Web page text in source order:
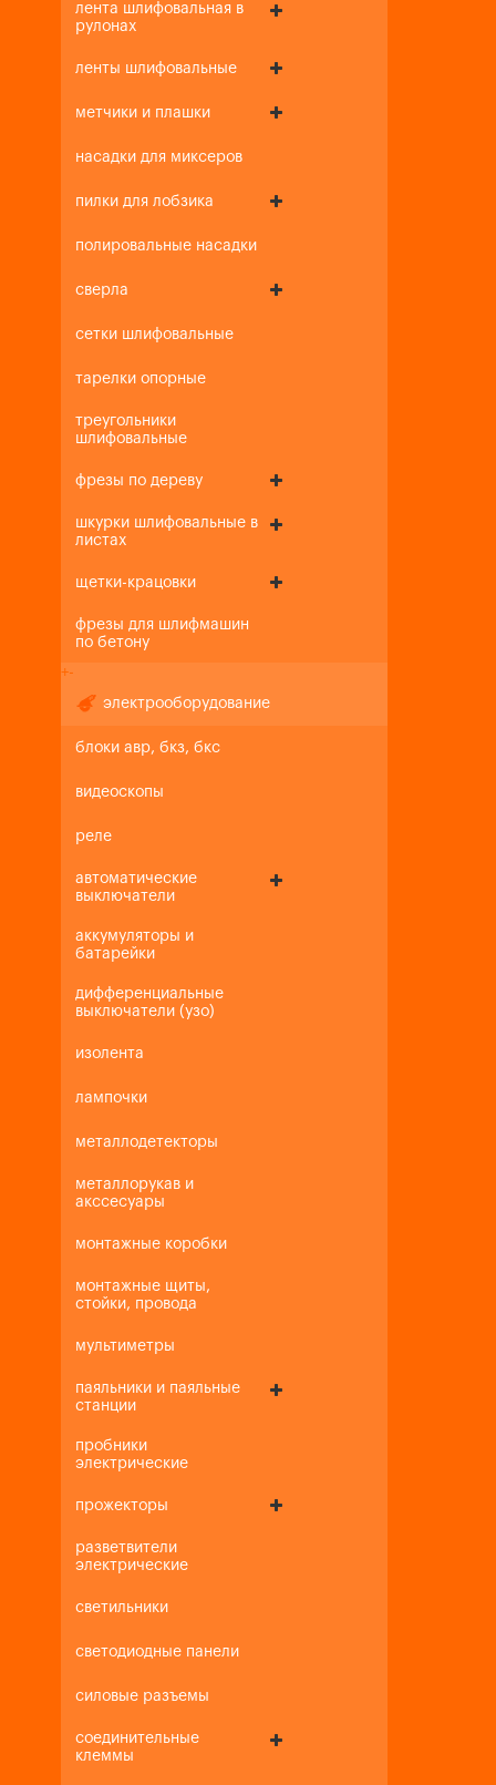
лента шлифовальная в
рулонах
ленты шлифовальные
метчики и плашки
насадки для миксеров
пилки для лобзика
полировальные насадки
сверла
сетки шлифовальные
тарелки опорные
треугольники
шлифовальные
фрезы по дереву
шкурки шлифовальные в
листах
щетки-крацовки
фрезы для шлифмашин
по бетону
+-
электрооборудование
блоки авр, бкз, бкс
видеоскопы
реле
автоматические
выключатели
аккумуляторы и
батарейки
дифференциальные
выключатели (узо)
изолента
лампочки
металлодетекторы
металлорукав и
акссесуары
монтажные коробки
монтажные щиты,
стойки, провода
мультиметры
паяльники и паяльные
станции
пробники
электрические
прожекторы
разветвители
электрические
светильники
светодиодные панели
силовые разъемы
соединительные
клеммы